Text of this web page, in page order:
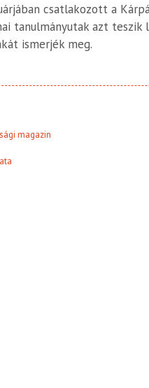
csatlakozott a
tanulmányutak azt teszik
ismerjék meg.
magazin